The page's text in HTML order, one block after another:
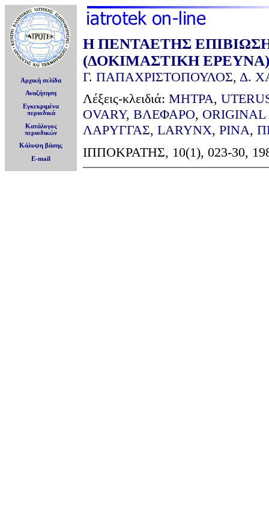
Αρχική σελίδα
Αναζήτηση
Εγκεκριμένα
περιοδικά
Κατάλογος
περιοδικών
Κάλυψη βάσης
E-mail
Η ΠΕΝΤΑΕΤΗΣ
(ΔΟΚΙΜΑΣΤΙΚΗ ΕΡΕΥΝΑ)
Γ. ΠΑΠΑΧΡΙΣΤΟΠΟΥΛΟΣ, Δ.
Λέξεις-κλειδιά: ΜΗΤΡΑ,
OVARY, ΒΛΕΦΑΡΟ, ORIGINAL
ΛΑΡΥΓΓΑΣ, LARYNX, ΡΙΝΑ,
ΙΠΠΟΚΡΑΤΗΣ, 10(1), 023-30,